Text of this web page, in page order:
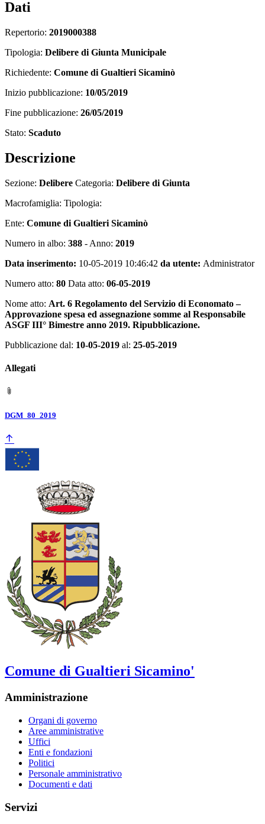
Dati
Repertorio: 2019000388
Tipologia: Delibere di Giunta Municipale
Richiedente: Comune di Gualtieri Sicaminò
Inizio pubblicazione: 10/05/2019
Fine pubblicazione: 26/05/2019
Stato: Scaduto
Descrizione
Sezione: Delibere Categoria: Delibere di Giunta
Macrofamiglia: Tipologia:
Ente: Comune di Gualtieri Sicaminò
Numero in albo: 388 - Anno: 2019
Data inserimento: 10-05-2019 10:46:42 da utente: Administrator
Numero atto: 80 Data atto: 06-05-2019
Nome atto: Art. 6 Regolamento del Servizio di Economato –
Approvazione spesa ed assegnazione somme al Responsabile
ASGF III° Bimestre anno 2019. Ripubblicazione.
Pubblicazione dal: 10-05-2019 al: 25-05-2019
Allegati
DGM_80_2019
Comune di Gualtieri Sicamino'
Amministrazione
Organi di governo
Aree amministrative
Uffici
Enti e fondazioni
Politici
Personale amministrativo
Documenti e dati
Servizi